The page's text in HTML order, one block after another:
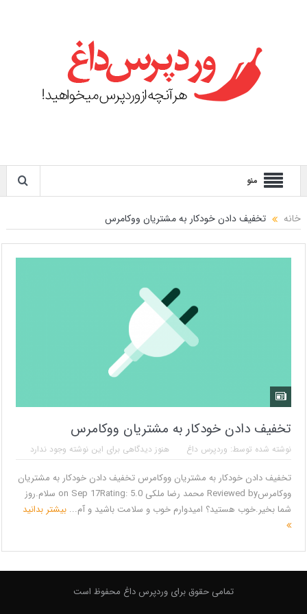
منو
خانه تخفیف دادن خودکار به مشتریان ووکامرس
تخفیف دادن خودکار به مشتریان ووکامرس
نوشته شده توسط: وردپرس داغ هنوز دیدگاهی برای این نوشته وجود ندارد
تخفیف دادن خودکار به مشتریان ووکامرس تخفیف دادن خودکار به مشتریان
ووکامرسReviewed by محمد رضا ملکی on Sep 17Rating: 5.0 سلام.روز
شما بخیر.خوب هستید؟ امیدوارم خوب و سلامت باشید و آم... بیشتر بدانید
تمامی حقوق برای وردپرس داغ محفوظ است